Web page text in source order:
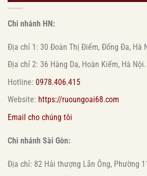
Chi nhánh HN:
Địa chỉ 1: 30 Đoàn Thị Điểm, Đống Đa, Hà
Địa chỉ 2: 36 Hàng Da, Hoàn Kiếm, Hà Nội.
Hotline: 0978.406.415
Website: https://ruoungoai68.com
Email cho chúng tôi
Chi nhánh Sài Gòn:
Địa chỉ: 82 Hải thượng Lãn Ông, Phường